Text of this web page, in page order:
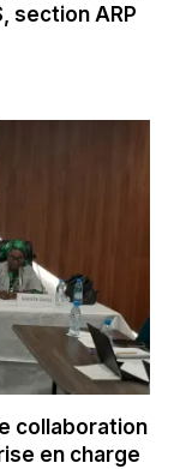
section ARP
collaboration
en charge